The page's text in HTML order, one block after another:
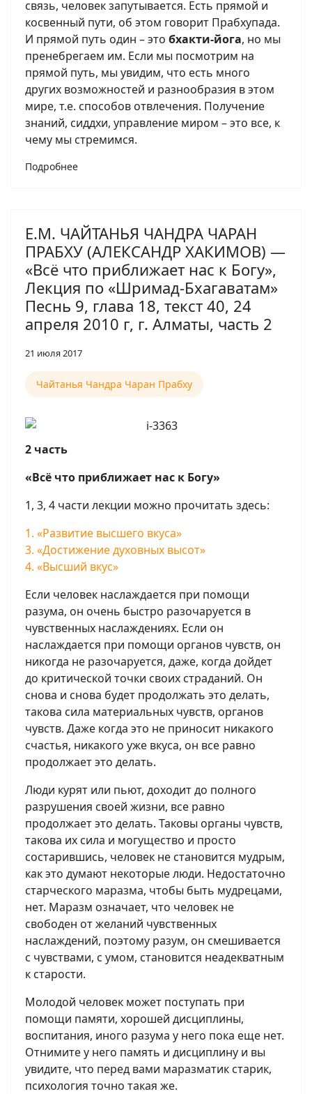
связь, человек запутывается. Есть прямой и
косвенный пути, об этом говорит Прабхупада.
И прямой путь один – это бхакти-йога, но мы
пренебрегаем им. Если мы посмотрим на
прямой путь, мы увидим, что есть много
других возможностей и разнообразия в этом
мире, т.е. способов отвлечения. Получение
знаний, сиддхи, управление миром – это все, к
чему мы стремимся.
Подробнее
Е.М. ЧАЙТАНЬЯ ЧАНДРА ЧАРАН
ПРАБХУ (АЛЕКСАНДР ХАКИМОВ) —
«Всё что приближает нас к Богу»,
Лекция по «Шримад-Бхагаватам»
Песнь 9, глава 18, текст 40, 24
апреля 2010 г, г. Алматы, часть 2
21 июля 2017
Чайтанья Чандра Чаран Прабху
2 часть
«Всё что приближает нас к Богу»
1, 3, 4 части лекции можно прочитать здесь:
1. «Развитие высшего вкуса»
3. «Достижение духовных высот»
4. «Высший вкус»
Если человек наслаждается при помощи
разума, он очень быстро разочаруется в
чувственных наслаждениях. Если он
наслаждается при помощи органов чувств, он
никогда не разочаруется, даже, когда дойдет
до критической точки своих страданий. Он
снова и снова будет продолжать это делать,
такова сила материальных чувств, органов
чувств. Даже когда это не приносит никакого
счастья, никакого уже вкуса, он все равно
продолжает это делать.
Люди курят или пьют, доходит до полного
разрушения своей жизни, все равно
продолжает это делать. Таковы органы чувств,
такова их сила и могущество и просто
состарившись, человек не становится мудрым,
как это думают некоторые люди. Недостаточно
старческого маразма, чтобы быть мудрецами,
нет. Маразм означает, что человек не
свободен от желаний чувственных
наслаждений, поэтому разум, он смешивается
с чувствами, с умом, становится неадекватным
к старости.
Молодой человек может поступать при
помощи памяти, хорошей дисциплины,
воспитания, иного разума у него пока еще нет.
Отнимите у него память и дисциплину и вы
увидите, что перед вами маразматик старик,
психология точно такая же.